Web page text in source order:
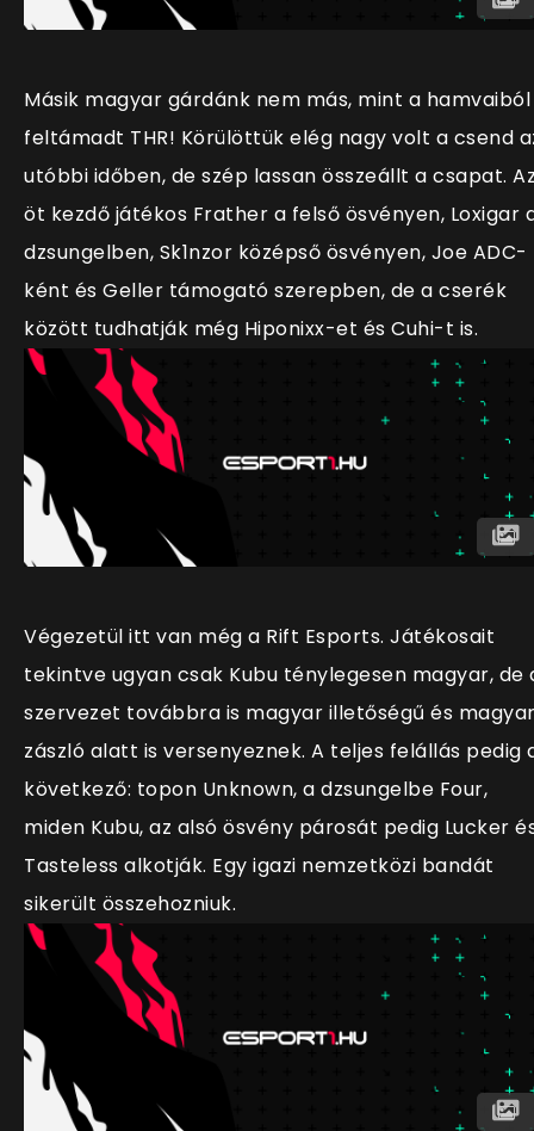
Másik magyar gárdánk nem más, mint a hamvaiból
feltámadt THR! Körülöttük elég nagy volt a csend
utóbbi időben, de szép lassan összeállt a csapat.
öt kezdő játékos Frather a felső ösvényen, Loxigar
dzsungelben, Sk1nzor középső ösvényen, Joe ADC-
ként és Geller támogató szerepben, de a cserék
között tudhatják még Hiponixx-et és Cuhi-t is.
Végezetül itt van még a Rift Esports. Játékosait
tekintve ugyan csak Kubu ténylegesen magyar, de
szervezet továbbra is magyar illetőségű és
zászló alatt is versenyeznek. A teljes felállás pedig
következő: topon Unknown, a dzsungelbe Four,
miden Kubu, az alsó ösvény párosát pedig Lucker
Tasteless alkotják. Egy igazi nemzetközi bandát
sikerült összehozniuk.